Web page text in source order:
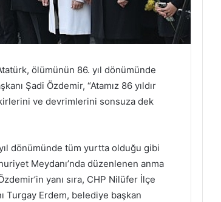
ölümünün 86. yıl dönümünde
Şadi Özdemir, “Atamız 86 yıldır
ve devrimlerini sonsuza dek
dönümünde tüm yurtta olduğu gibi
Meydanı’nda düzenlenen anma
yanı sıra, CHP Nilüfer İlçe
Turgay Erdem, belediye başkan